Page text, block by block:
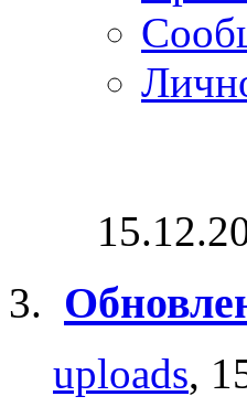
uploads,